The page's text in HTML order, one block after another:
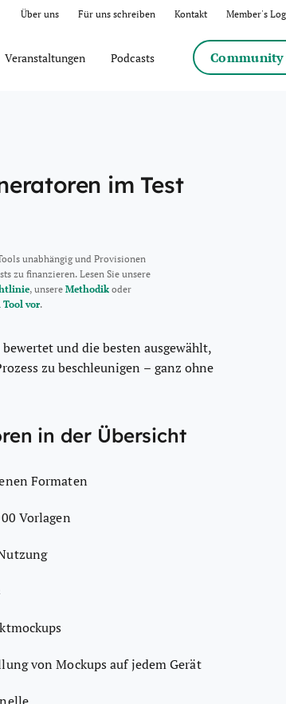
Über uns Für uns schreiben Kontakt Member's
Veranstaltungen Podcasts
im Test
unabhängig und Provisionen
zu finanzieren. Lesen Sie unsere
, unsereMethodikoder
Tool vor.
und die besten ausgewählt,
zu beschleunigen – ganz ohne
in der Übersicht
Formaten
Vorlagen
von Mockups auf jedem Gerät